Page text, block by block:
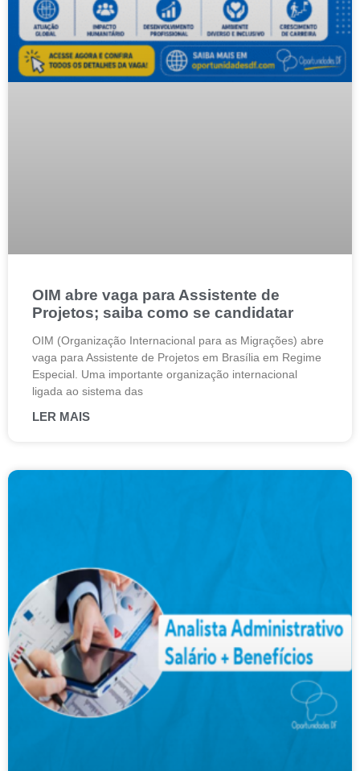
OIM abre vaga para Assistente de
Projetos; saiba como se candidatar
OIM (Organização Internacional para as Migrações) abre
vaga para Assistente de Projetos em Brasília em Regime
Especial. Uma importante organização internacional
ligada ao sistema das
LER MAIS